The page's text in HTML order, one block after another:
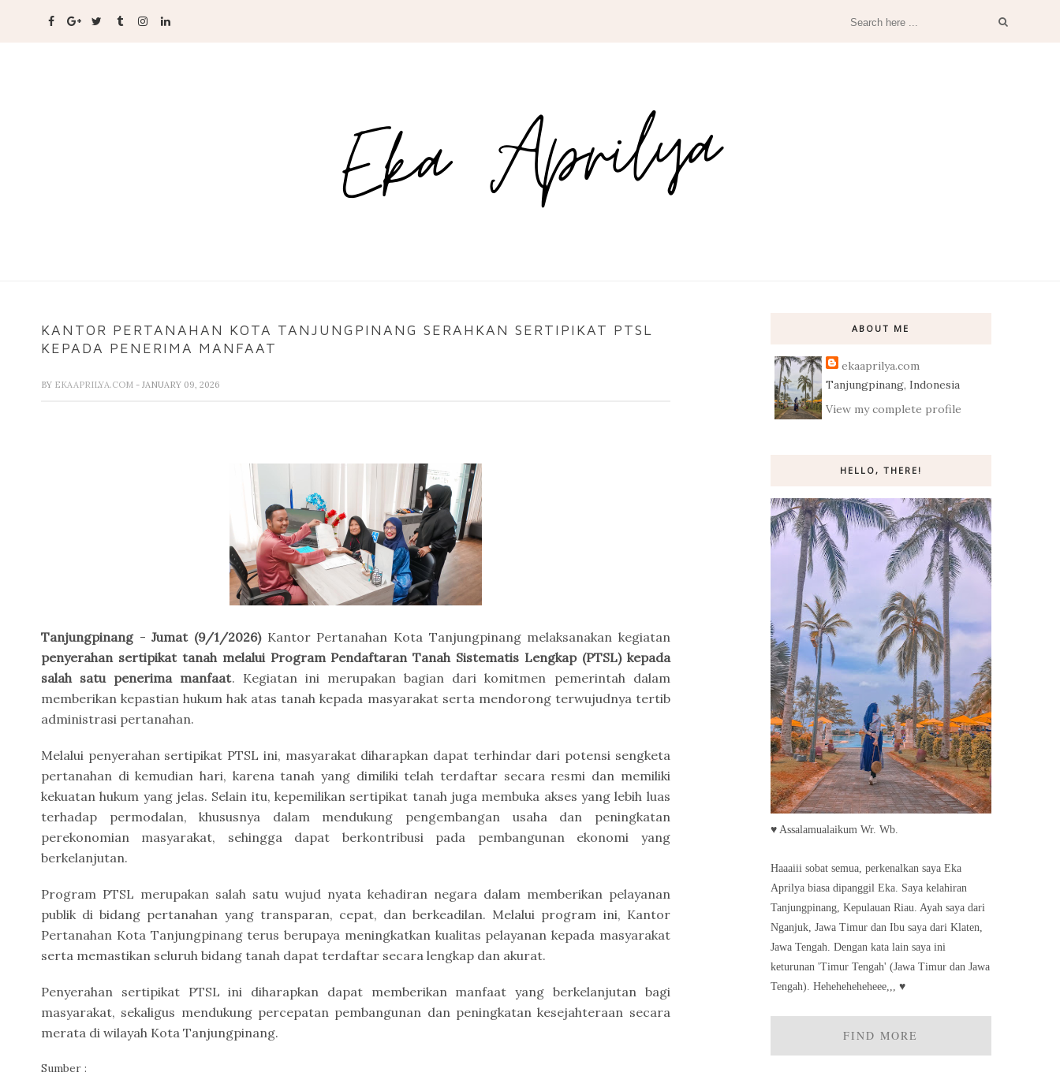
KANTOR PERTANAHAN KOTA TANJUNGPINANG SERAHKAN SERTIPIKAT PTSL
KEPADA PENERIMA MANFAAT
BY EKAAPRILYA.COM - JANUARY 09, 2026
Tanjungpinang-Jumat (9/1/2026)Kantor Pertanahan Kota Tanjungpinang melaksanakan kegiatan
penyerahan sertipikat tanah melalui Program Pendaftaran Tanah Sistematis Lengkap (PTSL) kepada
salah satu penerima manfaat. Kegiatan ini merupakan bagian dari komitmen pemerintah dalam
memberikan kepastian hukum hak atas tanah kepada masyarakat serta mendorong terwujudnya tertib
administrasi pertanahan.
Melalui penyerahan sertipikat PTSL ini, masyarakat diharapkan dapat terhindar dari potensi sengketa
pertanahan di kemudian hari, karena tanah yang dimiliki telah terdaftar secara resmi dan memiliki
kekuatan hukum yang jelas. Selain itu, kepemilikan sertipikat tanah juga membuka akses yang lebih luas
terhadap permodalan, khususnya dalam mendukung pengembangan usaha dan peningkatan
perekonomian masyarakat, sehingga dapat berkontribusi pada pembangunan ekonomi yang
berkelanjutan.
Program PTSL merupakan salah satu wujud nyata kehadiran negara dalam memberikan pelayanan
publik di bidang pertanahan yang transparan, cepat, dan berkeadilan. Melalui program ini, Kantor
Pertanahan Kota Tanjungpinang terus berupaya meningkatkan kualitas pelayanan kepada masyarakat
serta memastikan seluruh bidang tanah dapat terdaftar secara lengkap dan akurat.
Penyerahan sertipikat PTSL ini diharapkan dapat memberikan manfaat yang berkelanjutan bagi
masyarakat, sekaligus mendukung percepatan pembangunan dan peningkatan kesejahteraan secara
merata di wilayah Kota Tanjungpinang.
Sumber :
ABOUT ME
ekaaprilya.com
Tanjungpinang, Indonesia
View my complete profile
HELLO, THERE!
♥ Assalamualaikum Wr. Wb.
Haaaiii sobat semua, perkenalkan saya Eka
Aprilya biasa dipanggil Eka. Saya kelahiran
Tanjungpinang, Kepulauan Riau. Ayah saya dari
Nganjuk, Jawa Timur dan Ibu saya dari Klaten,
Jawa Tengah. Dengan kata lain saya ini
keturunan 'Timur Tengah' (Jawa Timur dan Jawa
Tengah). Heheheheheheee,,, ♥
FIND MORE